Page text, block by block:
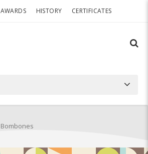
AWARDS HISTORY CERTIFICATES
Bombones